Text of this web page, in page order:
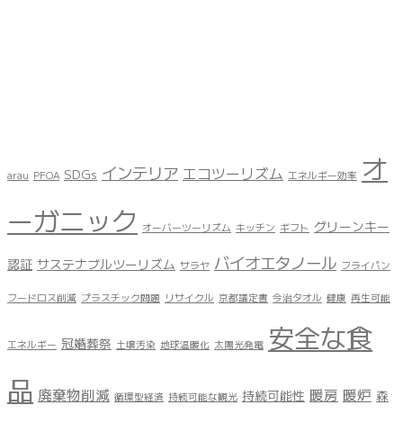
arau PFOA SDGs インテリア エコツーリズム エネルギー効率 オ
ーガニック オーバーツーリズム キッチン ギフト グリーンキー
認証 サステナブルツーリズム サラヤ バイオエタノール フライパン
フードロス削減 プラスチック問題 リサイクル 京都議定書 今治タオル 健康 再生可能
エネルギー 冠婚葬祭 土壌汚染 地球温暖化 太陽光発電 安全な食
品 廃棄物削減 循環型経済 持続可能な観光 持続可能性 暖房 暖炉 森